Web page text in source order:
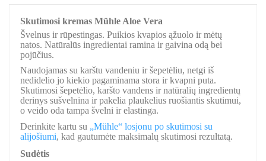
Skutimosi kremas Mühle Aloe Vera
Švelnus ir rūpestingas. Puikios kvapios ąžuolo ir mėtų
natos. Natūralūs ingredientai ramina ir gaivina odą bei
pojūčius.
Naudojamas su karštu vandeniu ir šepetėliu, netgi iš
nedidelio jo kiekio pagaminama stora ir kvapni puta.
Skutimosi šepetėlio, karšto vandens ir natūralių ingredientų
derinys sušvelnina ir pakelia plaukelius ruošiantis skutimui,
o veido oda tampa švelni ir elastinga.
Derinkite kartu su „Mühle“ losjonu po skutimosi su
alijošiumi, kad gautumėte maksimalų skutimosi rezultatą.
Sudėtis